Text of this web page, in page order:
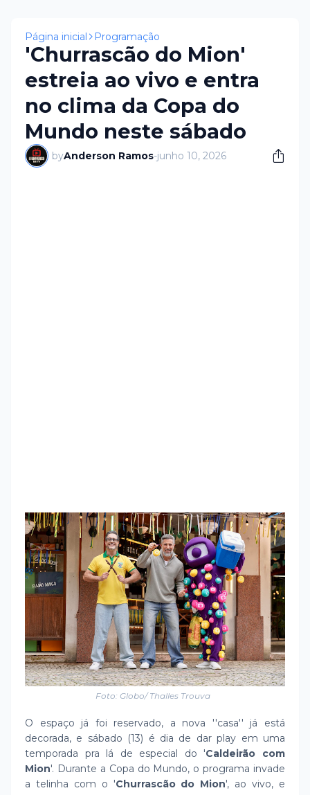
Página inicial Programação
'Churrascão do Mion'
estreia ao vivo e entra
no clima da Copa do
Mundo neste sábado
byAnderson Ramos-junho 10, 2026
Foto: Globo/ Thalles Trouva
O espaço já foi reservado, a nova ''casa'' já está
decorada, e sábado (13) é dia de dar play em uma
temporada pra lá de especial do 'Caldeirão com
Mion'. Durante a Copa do Mundo, o programa invade
a telinha com o 'Churrascão do Mion', ao vivo, e